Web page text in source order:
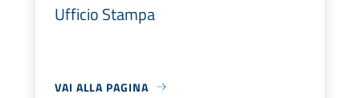
Ufficio Stampa
VAI ALLA PAGINA